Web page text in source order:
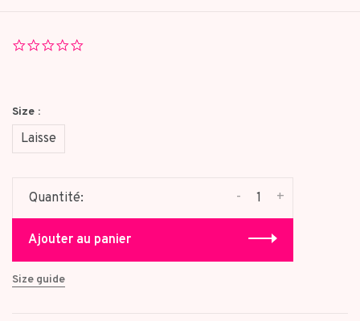
Size :
Laisse
Quantité: +
-
Ajouter au panier
Size guide